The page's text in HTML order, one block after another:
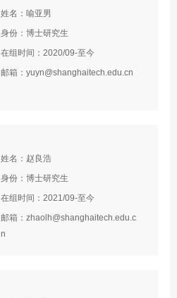
姓名：喻亚男
身份：博士研究生
在组时间：2020/09-至今
邮箱：yuyn@shanghaitech.edu.cn
姓名：赵良浩
身份：博士研究生
在组时间：2021/09-至今
邮箱：zhaolh@shanghaitech.edu.c
n